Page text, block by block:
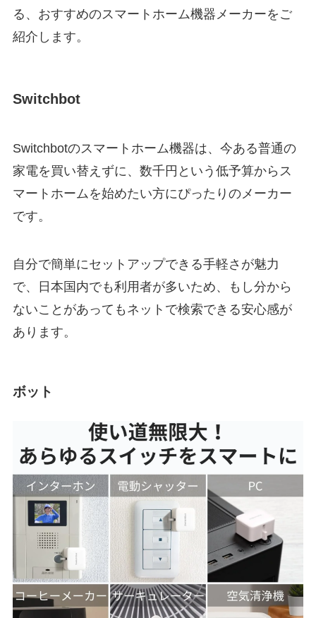
る、おすすめのスマートホーム機器メーカーをご
紹介します。
Switchbot
Switchbotのスマートホーム機器は、今ある普通の
家電を買い替えずに、数千円という低予算からス
マートホームを始めたい方にぴったりのメーカー
です。
自分で簡単にセットアップできる手軽さが魅力
で、日本国内でも利用者が多いため、もし分から
ないことがあってもネットで検索できる安心感が
あります。
ボット